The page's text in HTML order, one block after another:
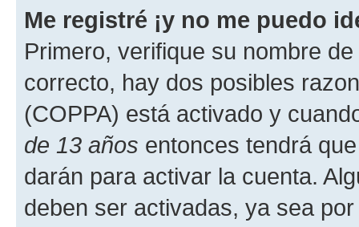
Me registré ¡y no me puedo
Primero, verifique su nombre
correcto, hay dos posibles
(COPPA) está activado y
de 13 años entonces tendrá
darán para activar la cuenta.
deben ser activadas, ya sea